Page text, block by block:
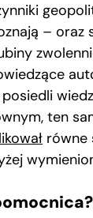
– oraz
ten